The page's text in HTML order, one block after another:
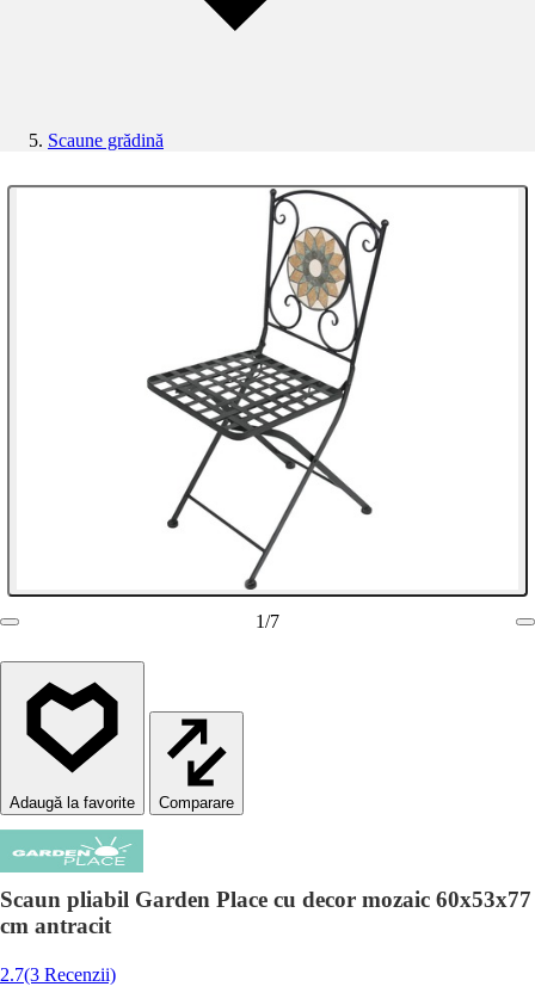
Scaune grădină
1/7
Comparare
Scaun pliabil Garden Place cu decor mozaic 60x53x77
cm antracit
2.7(3 Recenzii)